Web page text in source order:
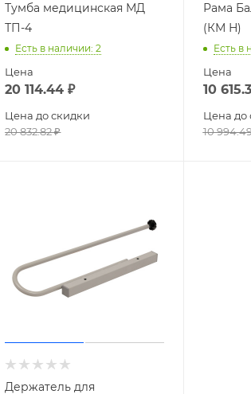
Тумба медицинская МД
ТП-4
Есть в наличии: 2
Цена
20 114.44 ₽
Цена до скидки
20 832.82₽
Рама
(КМ Н)
Есть в
Цена
10
Цена до
10
Держатель для